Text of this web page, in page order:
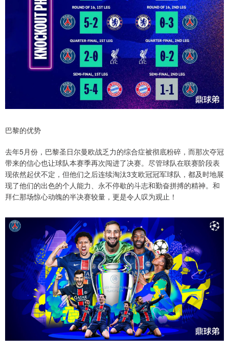
巴黎的优势
去年5月份，巴黎圣日尔曼欧战乏力的综合症被彻底粉碎，而那次夺冠
带来的信心也让球队本赛季再次闯进了决赛。尽管球队在联赛阶段表
现依然起伏不定，但他们之后连续淘汰3支欧冠冠军球队，都及时地展
现了他们的出色的个人能力、永不停歇的斗志和勤奋拼搏的精神。和
拜仁那场惊心动魄的半决赛较量，更是令人叹为观止！